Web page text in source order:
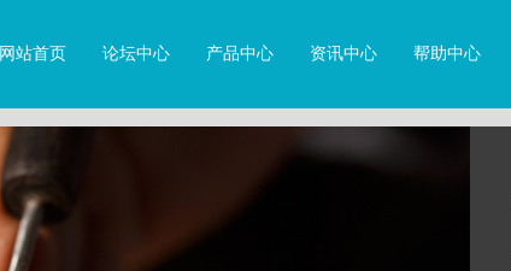
网站首页 论坛中心 产品中心 资讯中心 帮助中心